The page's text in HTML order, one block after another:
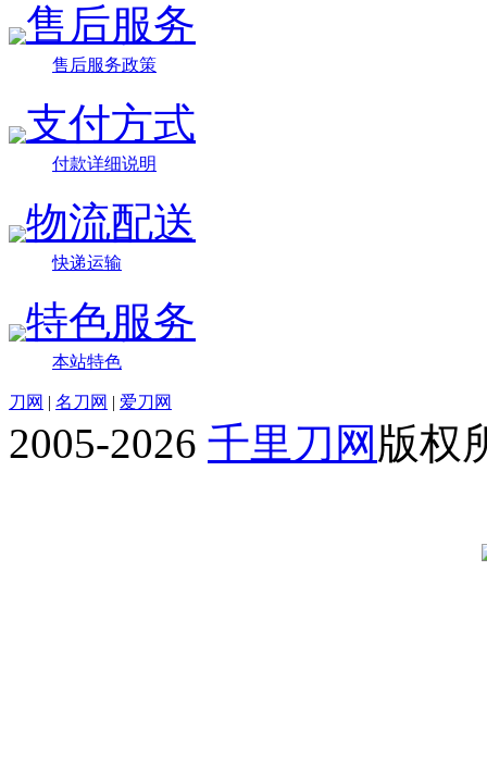
售后服务
售后服务政策
支付方式
付款详细说明
物流配送
快递运输
特色服务
本站特色
刀网 | 名刀网 | 爱刀网
2005-2026 千里刀网 版权